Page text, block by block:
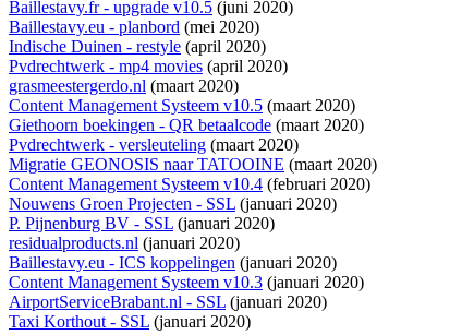
Baillestavy.fr - upgrade v10.5 (juni 2020)
Baillestavy.eu - planbord (mei 2020)
Indische Duinen - restyle (april 2020)
Pvdrechtwerk - mp4 movies (april 2020)
grasmeestergerdo.nl (maart 2020)
Content Management Systeem v10.5 (maart 2020)
Giethoorn boekingen - QR betaalcode (maart 2020)
Pvdrechtwerk - versleuteling (maart 2020)
Migratie GEONOSIS naar TATOOINE (maart 2020)
Content Management Systeem v10.4 (februari 2020)
Nouwens Groen Projecten - SSL (januari 2020)
P. Pijnenburg BV - SSL (januari 2020)
residualproducts.nl (januari 2020)
Baillestavy.eu - ICS koppelingen (januari 2020)
Content Management Systeem v10.3 (januari 2020)
AirportServiceBrabant.nl - SSL (januari 2020)
Taxi Korthout - SSL (januari 2020)